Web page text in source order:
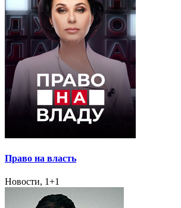
Право на власть
Новости, 1+1